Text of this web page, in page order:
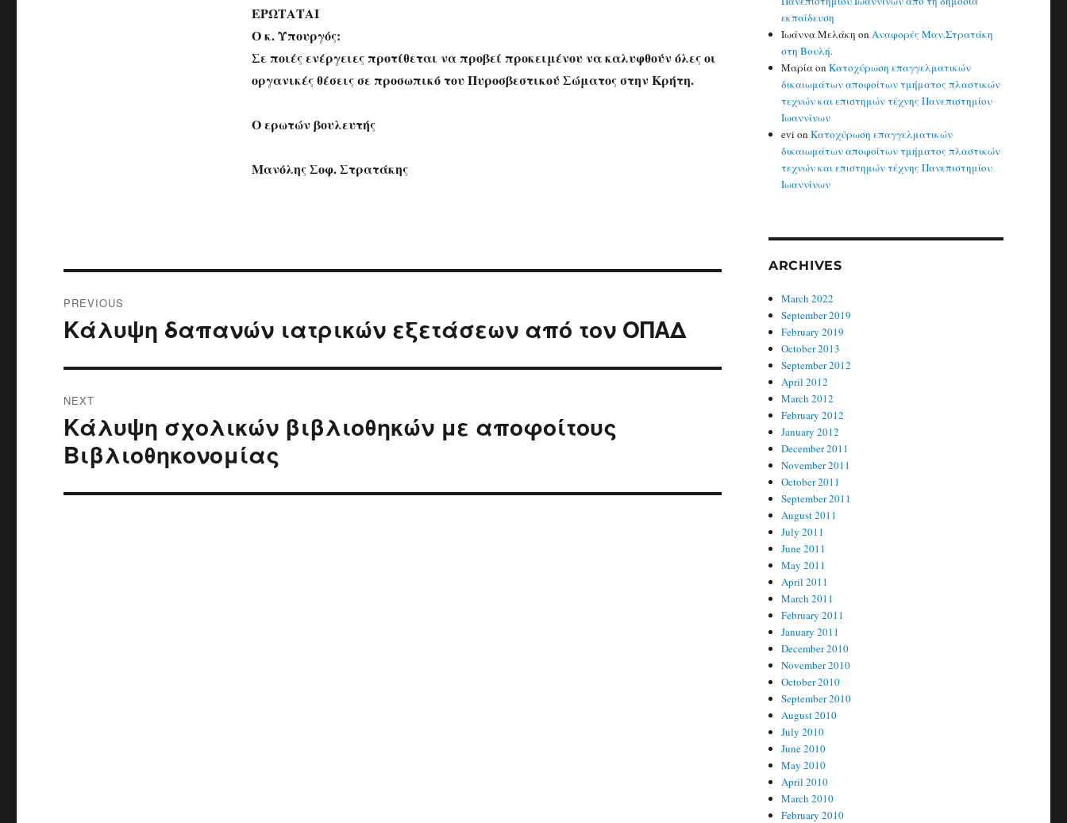
ΕΡΩΤΑΤΑΙ
Ο κ. Υπουργός:
Σε ποιές ενέργειες προτίθεται να προβεί προκειμένου να καλυφθούν όλες οι
οργανικές θέσεις σε προσωπικό του Πυροσβεστικού Σώματος στην Κρήτη.
Ο ερωτών βουλευτής
Μανόλης Σοφ. Στρατάκης
navigation
PREVIOUS
Previous
Κάλυψη δαπανών ιατρικών εξετάσεων από τον ΟΠΑΔ
NEXT
Next
post:
Κάλυψη σχολικών βιβλιοθηκών με αποφοίτους
Βιβλιοθηκονομίας
εκπαίδευση
Ιωάννα Μελάκη onΑναφορές Μαν.Στρατάκη
στη Βουλή.
ΜαρίαonΚατοχύρωση επαγγελματικών
δικαιωμάτων αποφοίτων τμήματος πλαστικών
τεχνών και επιστημών τέχνης Πανεπιστημίου
Ιωαννίνων
evi onΚατοχύρωση επαγγελματικών
δικαιωμάτων αποφοίτων τμήματος πλαστικών
τεχνών και επιστημών τέχνης Πανεπιστημίου
Ιωαννίνων
ARCHIVES
March 2022
September 2019
February 2019
October 2013
September 2012
April 2012
March 2012
February 2012
January 2012
December 2011
November 2011
October 2011
September 2011
August 2011
July 2011
June 2011
May 2011
April 2011
March 2011
February 2011
January 2011
December 2010
November 2010
October 2010
September 2010
August 2010
July 2010
June 2010
May 2010
April 2010
March 2010
February 2010